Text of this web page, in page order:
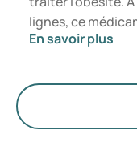
lignes, ce
étude par la
différence avec
médicaments
favoriser la perte
En savoir plus